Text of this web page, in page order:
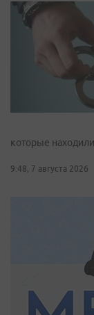
которые
9:48, 7 августа 2026